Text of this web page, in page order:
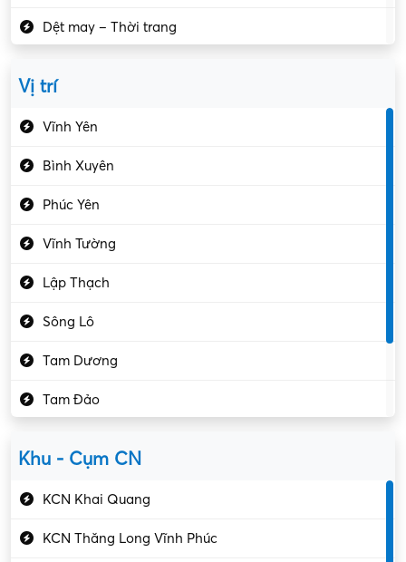
Dệt may – Thời trang
Kiểm soát chất lượng
Kỹ sư cơ khí
Kỹ sư điện
Kỹ thuật cao
Vị trí
Vĩnh Yên
Bình Xuyên
Phúc Yên
Vĩnh Tường
Lập Thạch
Sông Lô
Tam Dương
Tam Đảo
Khu - Cụm CN
KCN Khai Quang
KCN Thăng Long Vĩnh Phúc